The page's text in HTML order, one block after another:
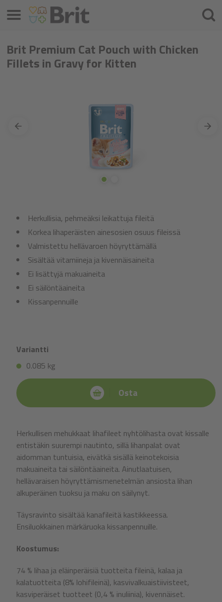
Brit Premium Cat Pouch with Chicken
Fillets in Gravy for Kitten
Herkullisia, pehmeäksi leikattuja fileitä
Korkea lihaperäisten ainesosien osuus fileissä
Valmistettu hellävaroen höyryttämällä
Sisältää vitamiineja ja kivennäisaineita
Ei lisättyjä makuaineita
Ei säilöntäaineita
Kissanpennuille
Variantti
0.085 kg
Osta
Herkullisen mehukkaat lihafileet nyhtölihasta ovat kissalle
entistäkin suurempi nautinto, sillä lihanpalat ovat
aidomman tuntuisia, eivätkä sisällä keinotekoisia
makuaineita tai säilöntäaineita. Ainutlaatuisen,
hellävaraisen höyryttämismenetelmän ansiosta lihan
alkuperäinen tuoksu ja maku on säilynyt.
Täysravinto sisältää kanafileitä kastikkeessa.
Ensiluokkainen märkäruoka kissanpennuille.
Koostumus:
74 % lihaa ja eläinperäisiä tuotteita fileinä, kalaa ja
kalatuotteita (8% lohifileinä), kasvivalkuaistiivisteet,
kasviperäiset tuotteet (0,4 % inuliinia), kivennäiset.
Hae
Valikko